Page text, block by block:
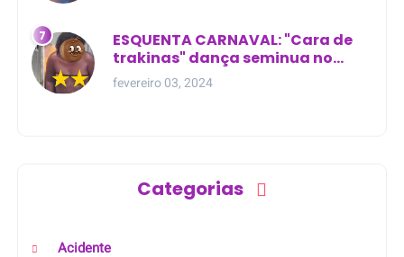
ESQUENTA CARNAVAL: "Cara de
trakinas" dança seminua no
meio da rua na Bahia
fevereiro 03, 2024
Categorias
Acidente